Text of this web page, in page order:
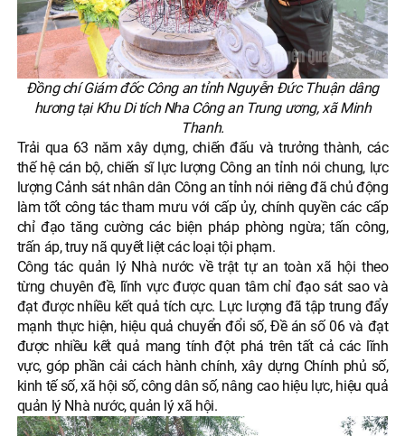
Đồng chí Giám đốc Công an tỉnh Nguyễn Đức Thuận dâng
hương tại Khu Di tích Nha Công an Trung ương, xã Minh
Thanh.
Trải qua 63 năm xây dựng, chiến đấu và trưởng thành, các
thế hệ cán bộ, chiến sĩ lực lượng Công an tỉnh nói chung, lực
lượng Cảnh sát nhân dân Công an tỉnh nói riêng đã chủ động
làm tốt công tác tham mưu với cấp ủy, chính quyền các cấp
chỉ đạo tăng cường các biện pháp phòng ngừa; tấn công,
trấn áp, truy nã quyết liệt các loại tội phạm.
Công tác quản lý Nhà nước về trật tự an toàn xã hội theo
từng chuyên đề, lĩnh vực được quan tâm chỉ đạo sát sao và
đạt được nhiều kết quả tích cực. Lực lượng đã tập trung đẩy
mạnh thực hiện, hiệu quả chuyển đổi số, Đề án số 06 và đạt
được nhiều kết quả mang tính đột phá trên tất cả các lĩnh
vực, góp phần cải cách hành chính, xây dựng Chính phủ số,
kinh tế số, xã hội số, công dân số, nâng cao hiệu lực, hiệu quả
quản lý Nhà nước, quản lý xã hội.